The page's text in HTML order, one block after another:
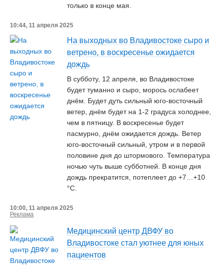
только в конце мая.
10:44, 11 апреля 2025
На выходных во Владивостоке сыро и
ветрено, в воскресенье ожидается
дождь
В субботу, 12 апреля, во Владивостоке
будет туманно и сыро, морось ослабеет
днём. Будет дуть сильный юго-восточный
ветер, днём будет на 1-2 градуса холоднее,
чем в пятницу. В воскресенье будет
пасмурно, днём ожидается дождь. Ветер
юго-восточный сильный, утром и в первой
половине дня до штормового. Температура
ночью чуть выше субботней. В конце дня
дождь прекратится, потеплеет до +7…+10
°С.
10:00, 11 апреля 2025
Реклама
Медицинский центр ДВФУ во
Владивостоке стал уютнее для юных
пациентов